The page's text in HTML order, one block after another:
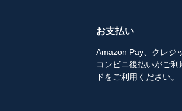
お支払い
Amazon Pay、クレジ
コンビニ後払いがご
ドをご利用ください。